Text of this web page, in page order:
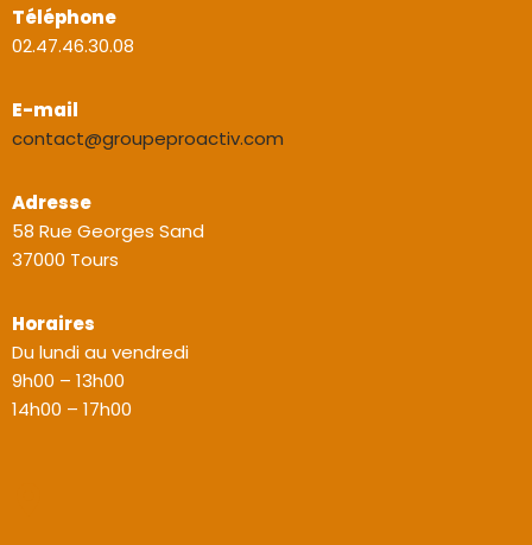
Téléphone
02.47.46.30.08
E-mail
contact@groupeproactiv.com
Adresse
58 Rue Georges Sand
37000 Tours
Horaires
Du lundi au vendredi
9h00 – 13h00
14h00 – 17h00